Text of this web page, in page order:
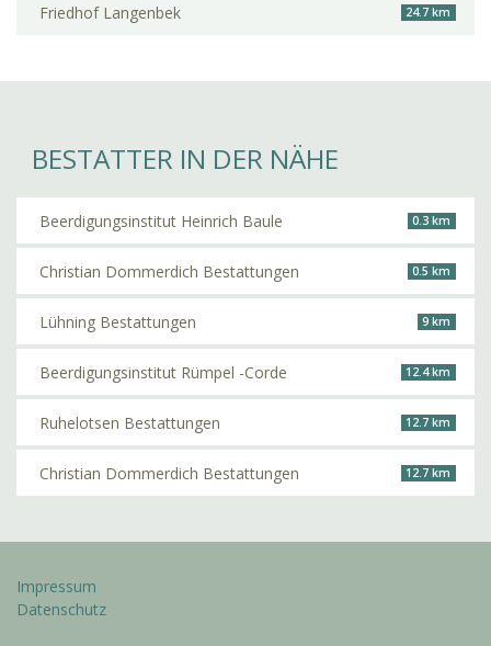
Friedhof Langenbek 24.7 km
BESTATTER IN DER NÄHE
Beerdigungsinstitut Heinrich Baule 0.3 km
Christian Dommerdich Bestattungen 0.5 km
Lühning Bestattungen 9 km
Beerdigungsinstitut Rümpel -Corde 12.4 km
Ruhelotsen Bestattungen 12.7 km
Christian Dommerdich Bestattungen 12.7 km
Impressum
Datenschutz